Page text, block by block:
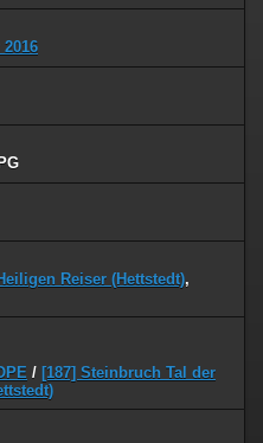
Reiser (Hettstedt),
/ [187] Steinbruch Tal der